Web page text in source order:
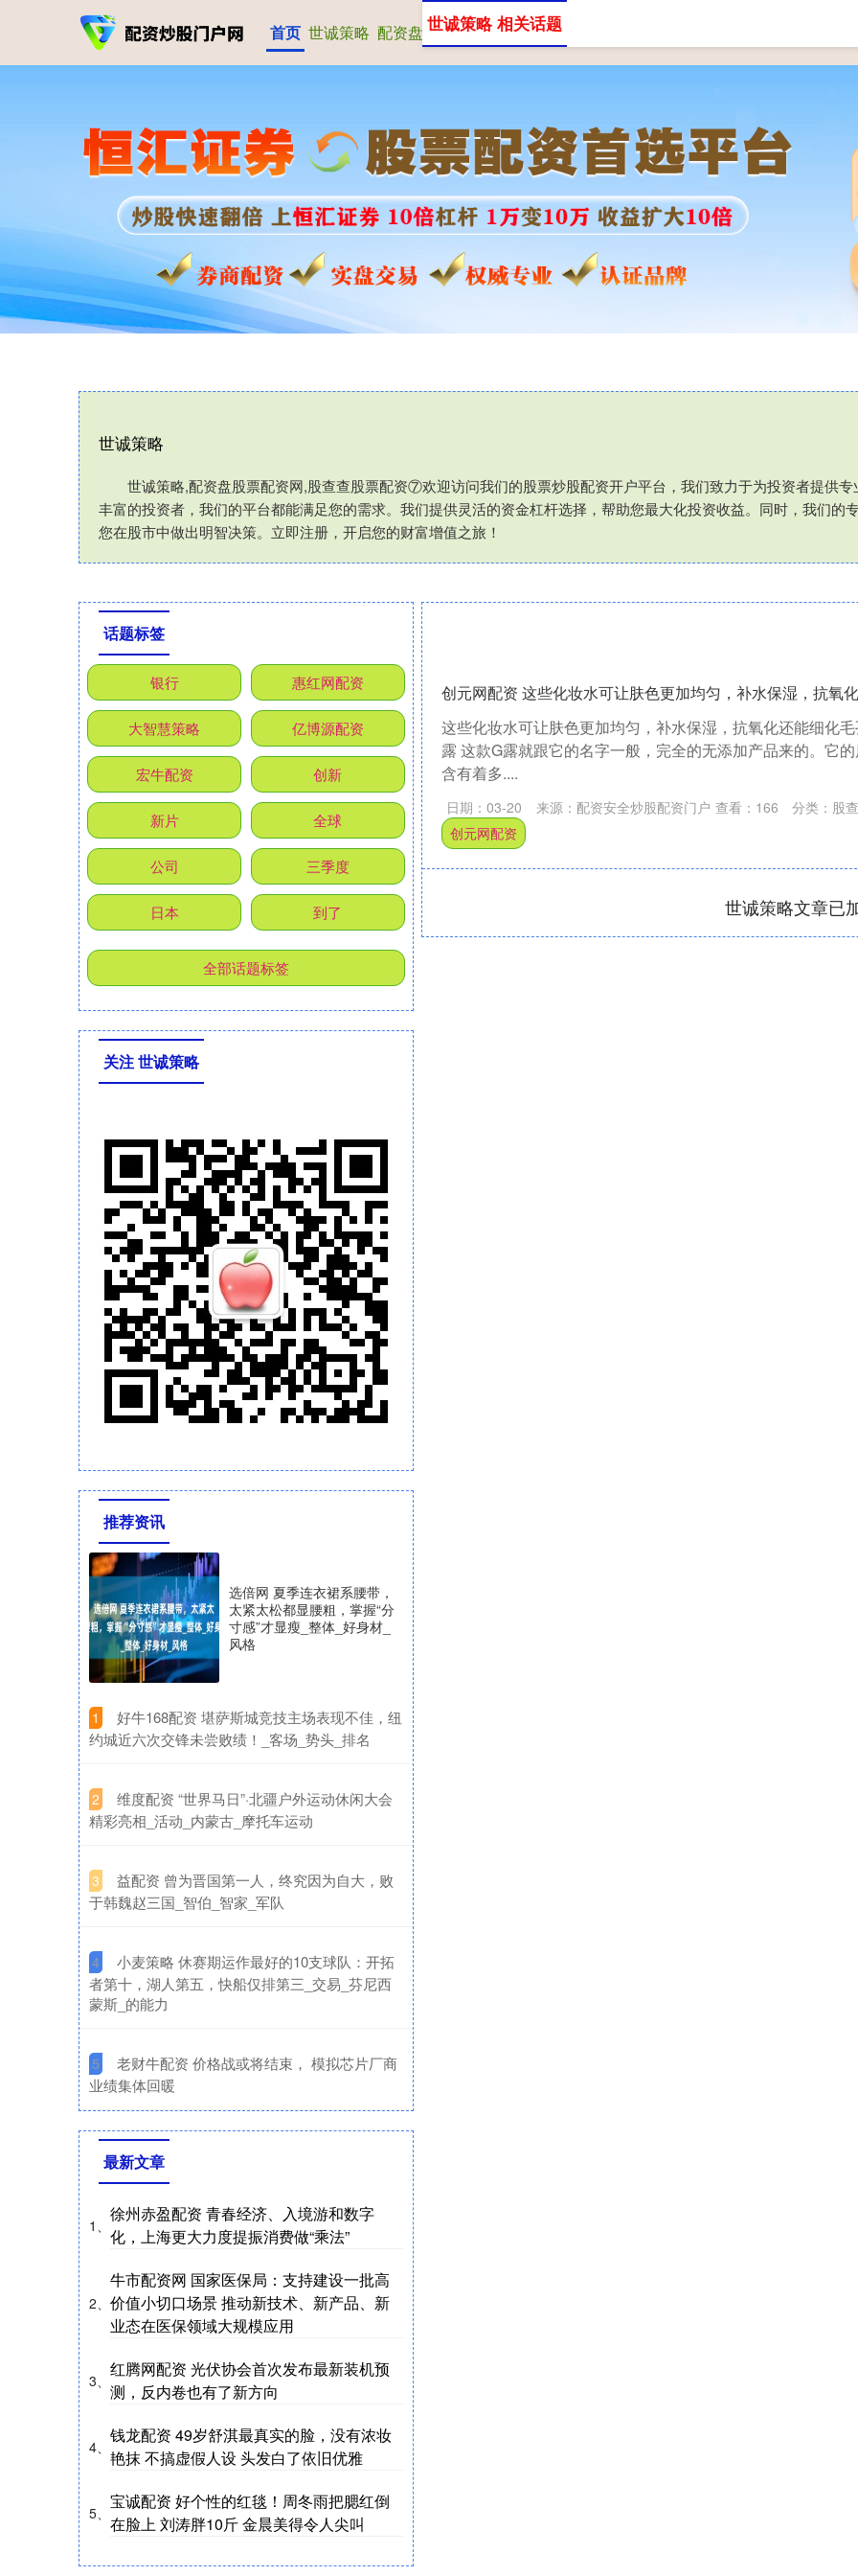
首页 世诚策略 配资盘股票配资网 股查查股票配资
世诚策略
世诚策略,配资盘股票配资网,股查查股票配资⑦欢迎访问我们的股票炒股配资开户平台，我们致力于为投资者提供
丰富的投资者，我们的平台都能满足您的需求。我们提供灵活的资金杠杆选择，帮助您最大化投资收益。同时，我们的
您在股市中做出明智决策。立即注册，开启您的财富增值之旅！
世诚策略 相关话题
创元网配资 这些化妆水可让肤色更加均匀，补水保湿，抗氧
这些化妆水可让肤色更加均匀，补水保湿，抗氧化还能细化
露 这款G露就跟它的名字一般，完全的无添加产品来的。它
含有着多....
日期：03-20 来源：配资安全炒股配资门户 查看： 166 分类： 股
创元网配资
世诚策略文章已
话题标签
银行 惠红网配资
大智慧策略 亿博源配资
宏牛配资 创新
新片 全球
公司 三季度
日本 到了
全部话题标签
关注 世诚策略
推荐资讯
选倍网 夏季连衣裙系腰带，
太紧太松都显腰粗，掌握“分
寸感”才显瘦_整体_好身材_
风格
1
​好牛168配资 堪萨斯城竞技主场表现不佳，纽
约城近六次交锋未尝败绩！_客场_势头_排名
2
​维度配资 “世界马日”·北疆户外运动休闲大会
精彩亮相_活动_内蒙古_摩托车运动
3
​益配资 曾为晋国第一人，终究因为自大，败
于韩魏赵三国_智伯_智家_军队
4
​小麦策略 休赛期运作最好的10支球队：开拓
者第十，湖人第五，快船仅排第三_交易_芬尼西
蒙斯_的能力
5
​老财牛配资 价格战或将结束， 模拟芯片厂商
业绩集体回暖
最新文章
1、
徐州赤盈配资 青春经济、入境游和数字
化，上海更大力度提振消费做“乘法”
2、
牛市配资网 国家医保局：支持建设一批高
价值小切口场景 推动新技术、新产品、新
业态在医保领域大规模应用
3、
红腾网配资 光伏协会首次发布最新装机预
测，反内卷也有了新方向
4、
钱龙配资 49岁舒淇最真实的脸，没有浓妆
艳抹 不搞虚假人设 头发白了依旧优雅
5、
宝诚配资 好个性的红毯！周冬雨把腮红倒
在脸上 刘涛胖10斤 金晨美得令人尖叫